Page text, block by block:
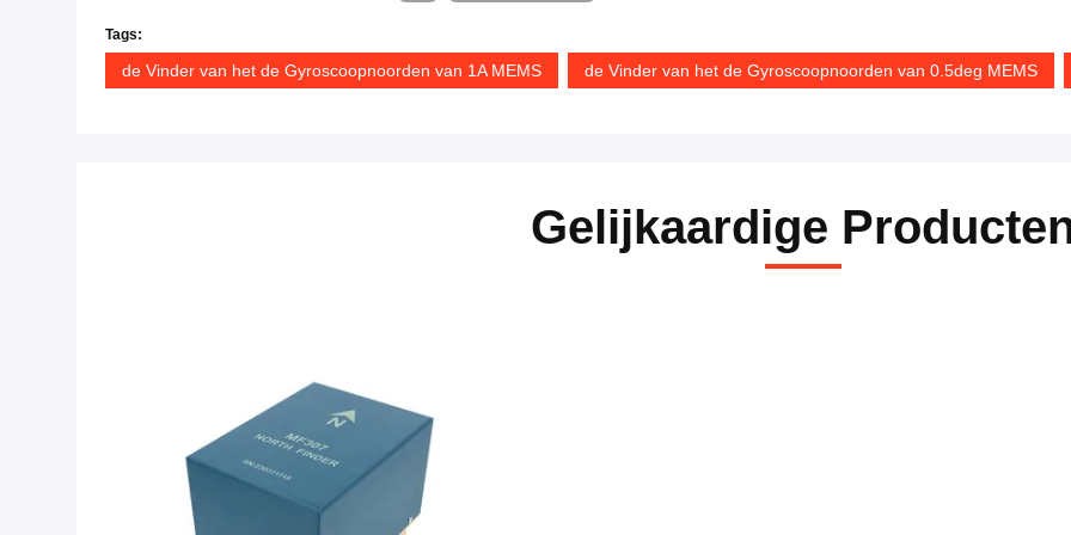
Tags:
de Vinder van het de Gyroscoopnoorden van 1A MEMS de Vinder van het de Gyroscoopnoorden van 0.5deg MEMS
Gelijkaardige